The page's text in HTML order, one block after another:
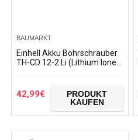
BAUMARKT
Einhell Akku Bohrschrauber
TH-CD 12-2 Li (Lithium Ionen,
Handy…
42,99€
PRODUKT
KAUFEN